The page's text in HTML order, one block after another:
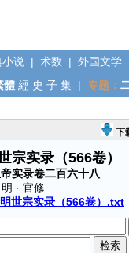
小说 | 术数 | 外国文学
體 經 史 子 集 | 专题：
下
宗实录（566卷）
实录卷二百六十八
明 · 官修
世宗实录（566卷）.txt